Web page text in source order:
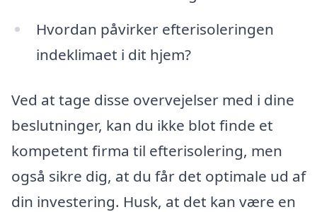
Hvordan påvirker efterisoleringen
indeklimaet i dit hjem?
Ved at tage disse overvejelser med i dine
beslutninger, kan du ikke blot finde et
kompetent firma til efterisolering, men
også sikre dig, at du får det optimale ud af
din investering. Husk, at det kan være en